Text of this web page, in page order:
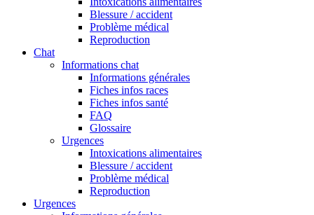
Blessure / accident
Problème médical
Reproduction
Chat
Informations chat
Informations générales
Fiches infos races
Fiches infos santé
FAQ
Glossaire
Urgences
Intoxications alimentaires
Blessure / accident
Problème médical
Reproduction
Urgences